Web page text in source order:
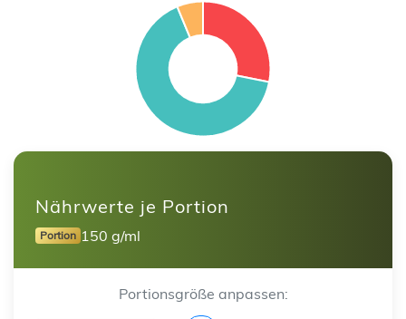
Nährwerte je Portion
Portion 150 g/ml
Portionsgröße anpassen: